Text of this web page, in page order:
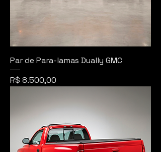
Par de Para-lamas Dually GMC
Preço
R$ 8.500,00